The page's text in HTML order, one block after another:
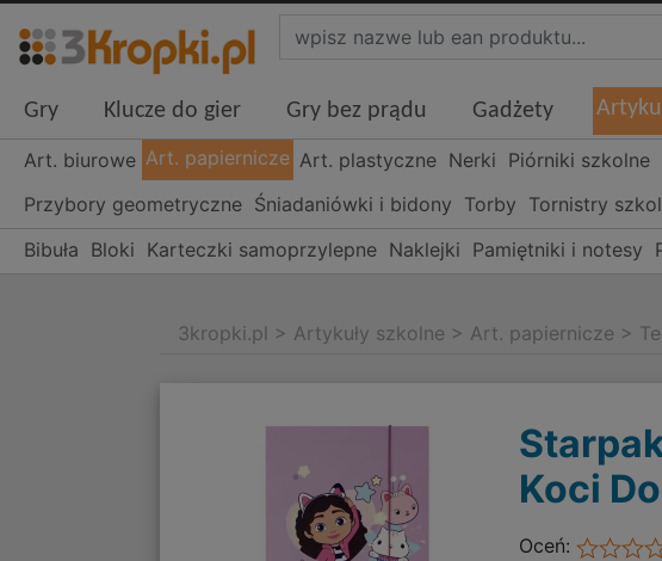
Gry Klucze do gier Gry bez prądu Gadżety
Art. biurowe Art. papiernicze Art. plastyczne Nerki Piórniki szkolne
Przybory geometryczne Śniadaniówki i bidony Torby Tornistry
Bibuła Bloki Karteczki samoprzylepne Naklejki Pamiętniki i notesy
3kropki.pl > Artykuły szkolne > Art. papiernicze >
Koci
Oceń: